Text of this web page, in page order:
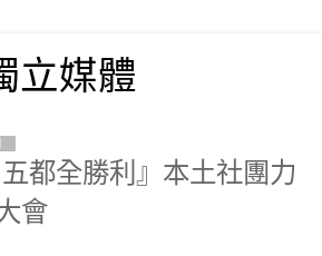
立媒體
五都全勝利』本土社團力
會